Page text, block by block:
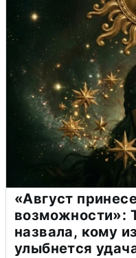
«Август
возможности»:
назвала, кому
улыбнется